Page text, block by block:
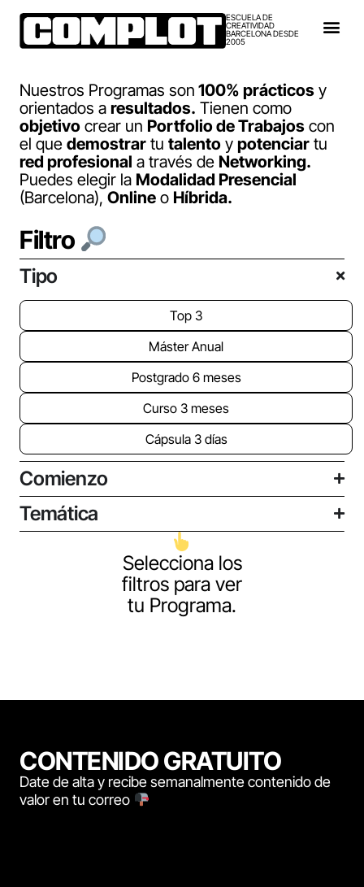
ESCUELA DE
CREATIVIDAD
BARCELONA DESDE
2005
Nuestros Programas son 100% prácticos y
orientados a resultados. Tienen como
objetivo crear un Portfolio de Trabajos con
el que demostrar tu talento y potenciar tu
red profesional a través de Networking.
Puedes elegir la Modalidad Presencial
(Barcelona), Online o Híbrida.
Filtro
Tipo
Top 3
Máster Anual
Postgrado 6 meses
Curso 3 meses
Cápsula 3 días
Comienzo
Temática
Selecciona los
filtros para ver
tu Programa.
CONTENIDO GRATUITO
Date de alta y recibe semanalmente contenido de
valor en tu correo